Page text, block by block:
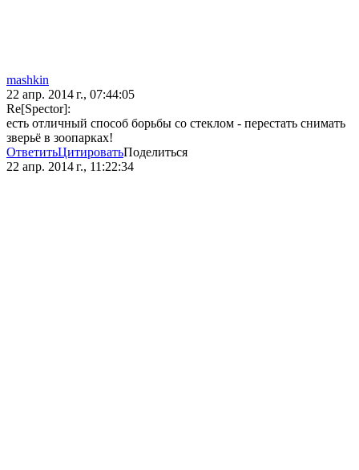
mashkin
22 апр. 2014 г., 07:44:05
Re[Spector]:
есть отличный способ борьбы со стеклом - перестать снимать
зверьё в зоопарках!
ОтветитьЦитироватьПоделиться
22 апр. 2014 г., 11:22:34